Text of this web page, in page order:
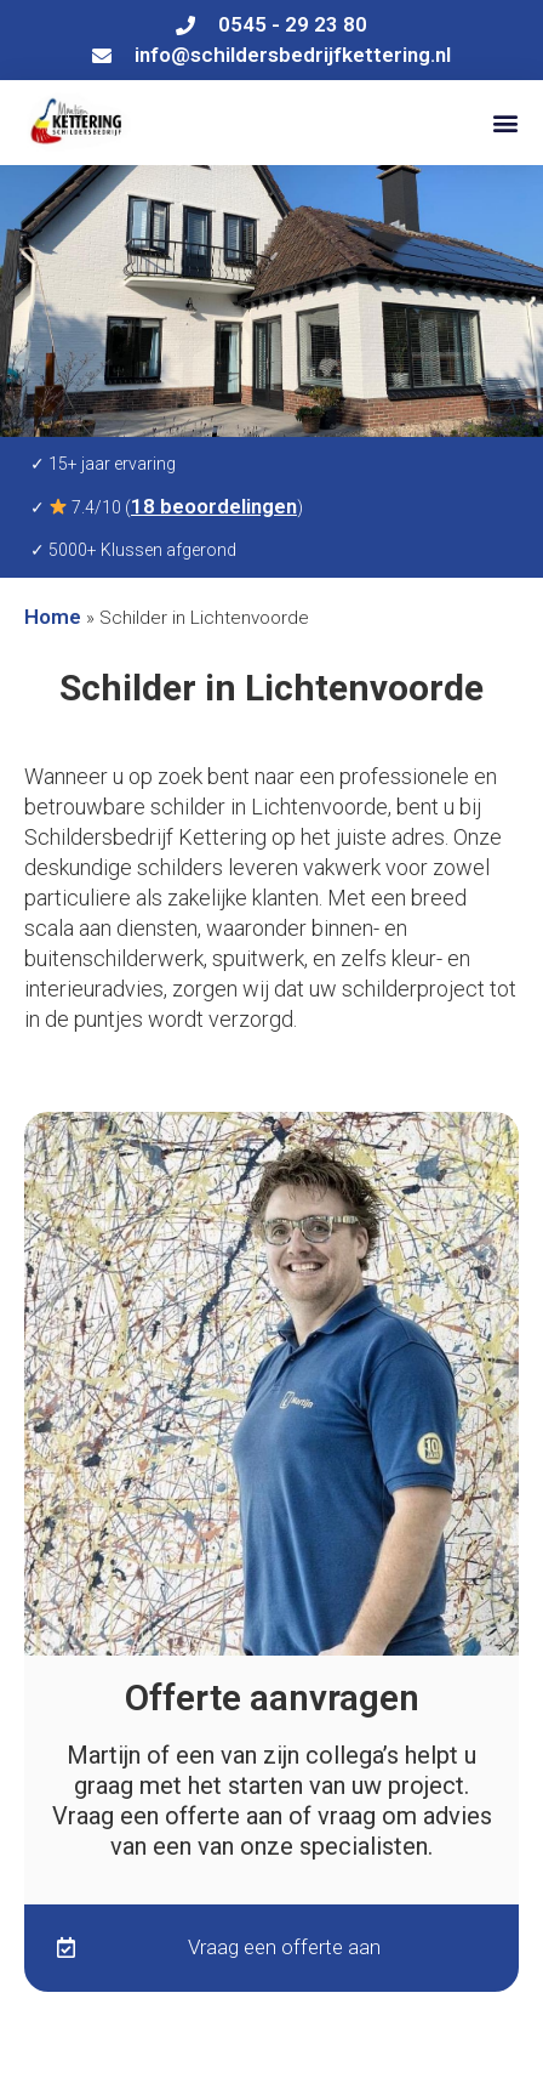
0545 - 29 23 80
info@schildersbedrijfkettering.nl
✓ 15+ jaar ervaring
✓ 7.4/10 (18 beoordelingen)
✓ 5000+ Klussen afgerond
Home » Schilder in Lichtenvoorde
Schilder in Lichtenvoorde
Wanneer u op zoek bent naar een professionele en
betrouwbare schilder in Lichtenvoorde, bent u bij
Schildersbedrijf Kettering op het juiste adres. Onze
deskundige schilders leveren vakwerk voor zowel
particuliere als zakelijke klanten. Met een breed
scala aan diensten, waaronder binnen- en
buitenschilderwerk, spuitwerk, en zelfs kleur- en
interieuradvies, zorgen wij dat uw schilderproject tot
in de puntjes wordt verzorgd.
Offerte aanvragen
Martijn of een van zijn collega’s helpt u
graag met het starten van uw project.
Vraag een offerte aan of vraag om advies
van een van onze specialisten.
Vraag een offerte aan